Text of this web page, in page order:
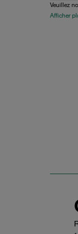
Veuillez
Afficher